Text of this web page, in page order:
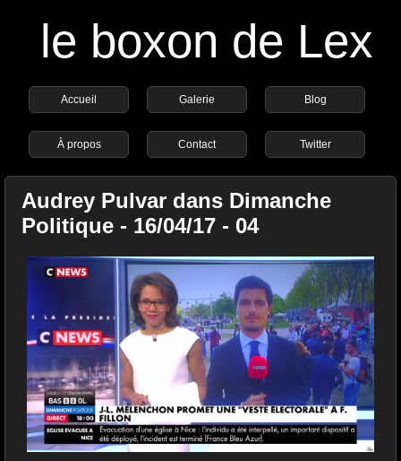
le boxon de Lex
Accueil Galerie Blog
À propos Contact Twitter
Audrey Pulvar dans Dimanche
Politique - 16/04/17 - 04